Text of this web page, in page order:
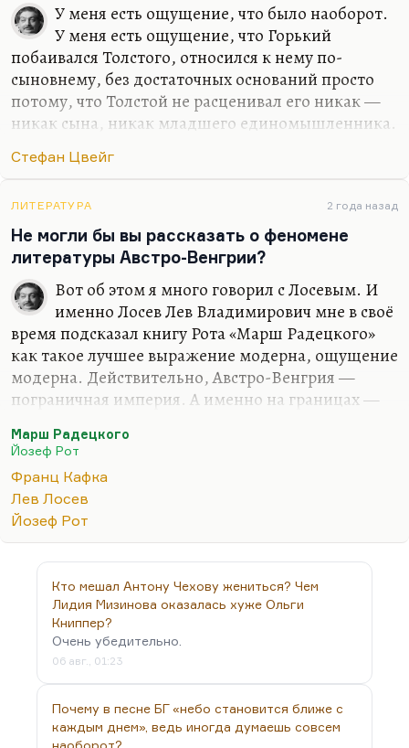
У меня есть ощущение, что было наоборот.
У меня есть ощущение, что Горький
побаивался Толстого, относился к нему по-
сыновнему, без достаточных оснований просто
потому, что Толстой не расценивал его никак —
никак сына, никак младшего единомышленника.
его успехов весьма ревниво и настороженно. Но
воспоминаниях о Толстом:
«Не сирота я на земле,
пока есть этот человек». Так что отношение его к
Толстому было почтительным, восторженным, но
и отчасти недоверчивым. Конечно, потому что он
говорит:«Не надо ему этим хвастаться», когда
Толстой говорит:«Я лучше вас знаю мужика». Не…
Стефан Цвейг
ЛИТЕРАТУРА 2 года назад
Не могли бы вы рассказать о феномене
литературы Австро-Венгрии?
Вот об этом я много говорил с Лосевым. И
именно Лосев Лев Владимирович мне в своё
время подсказал книгу Рота «Марш Радецкого»
как такое лучшее выражение модерна, ощущение
модерна. Действительно, Австро-Венгрия —
пограничная империя. А именно на границах —
Бродские,— на границах возникает всё великое. А
здесь потрясающий стык границ, здесь много
всего; это сердце Европы.
По мысли Лосева, и я с этим согласен,
распадающаяся империя всегда порождает
великую литературу. Так было с Россией
Серебряного века, так было с Австро-Венгрией
начала века: Захер-Мазох, Майринк, Кафка,
Перуц, Цвейг, Лем. В частности Гашек, Чапек —
великих, по-моему,…
Марш Радецкого
Йозеф Рот
Франц Кафка
Лев Лосев
Йозеф Рот
Кто мешал Антону Чехову жениться? Чем
Лидия Мизинова оказалась хуже Ольги
Книппер?
Очень убедительно.
06 авг., 01:23
Почему в песне БГ «небо становится ближе с
каждым днем», ведь иногда думаешь совсем
наоборот?